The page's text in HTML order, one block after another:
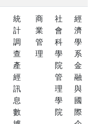
統
計
調
查
產
經
訊
息
數
商
業
管
理
社
會
科
學
院
管
理
學
院
經
濟
學
系
金
融
與
國
際